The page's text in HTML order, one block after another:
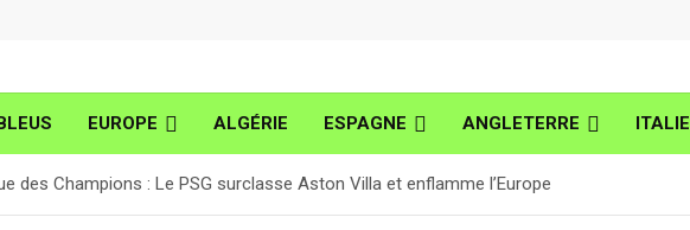
EUROPE ALGÉRIE ESPAGNE ANGLETERRE ITALIE
des Champions : Le PSG surclasse Aston Villa et enflamme l’Europe